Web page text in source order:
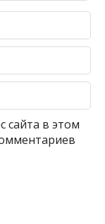
сайта в этом